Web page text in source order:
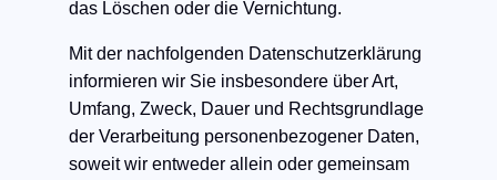
das Löschen oder die Vernichtung.
​Mit der nachfolgenden Datenschutzerklärung
informieren wir Sie insbesondere über Art,
Umfang, Zweck, Dauer und Rechtsgrundlage
der Verarbeitung personenbezogener Daten,
soweit wir entweder allein oder gemeinsam